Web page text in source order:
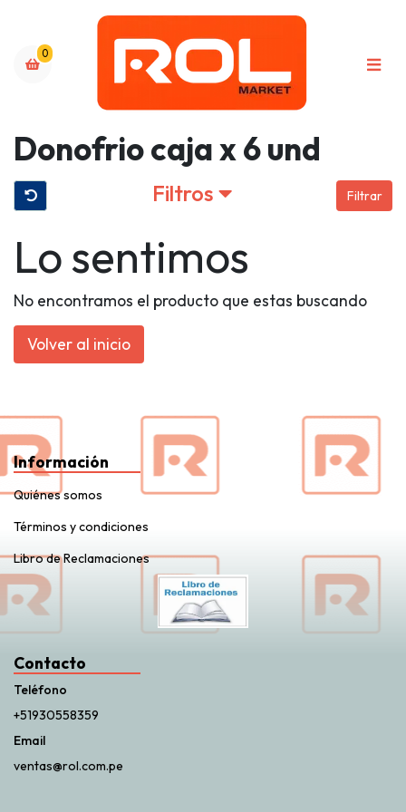
0
Donofrio caja x 6 und
Filtros Filtrar
Lo sentimos
No encontramos el producto que estas buscando
Volver al inicio
Información
Quiénes somos
Términos y condiciones
Libro de Reclamaciones
Contacto
Teléfono
+51930558359
Email
ventas@rol.com.pe